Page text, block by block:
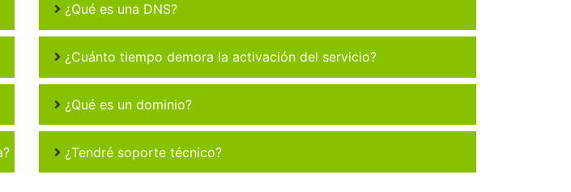
¿Qué es una DNS?
¿Cuánto tiempo demora la activación del servicio?
¿Qué es un dominio?
¿Tendré soporte técnico?